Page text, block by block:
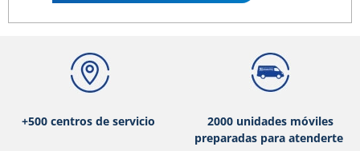
+500 centros de servicio
2000 unidades móviles
preparadas para atenderte